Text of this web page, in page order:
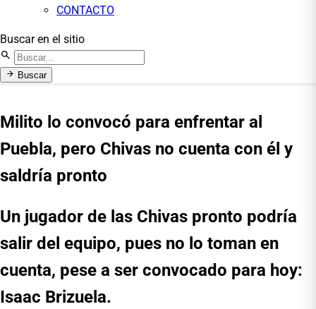
CONTACTO
Buscar en el sitio
Buscar
Milito lo convocó para enfrentar al
Puebla, pero Chivas no cuenta con él y
saldría pronto
Un jugador de las Chivas pronto podría
salir del equipo, pues no lo toman en
cuenta, pese a ser convocado para hoy:
Isaac Brizuela.